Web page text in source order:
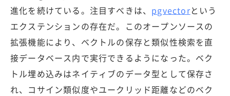
進化を続けている。注目すべきは、 pgvectorという
エクステンションの存在だ。このオープンソースの
拡張機能により、ベクトルの保存と類似性検索を直
接データベース内で実行できるようになった。ベク
トル埋め込みはネイティブのデータ型として保存さ
れ、コサイン類似度やユークリッド距離などのベク